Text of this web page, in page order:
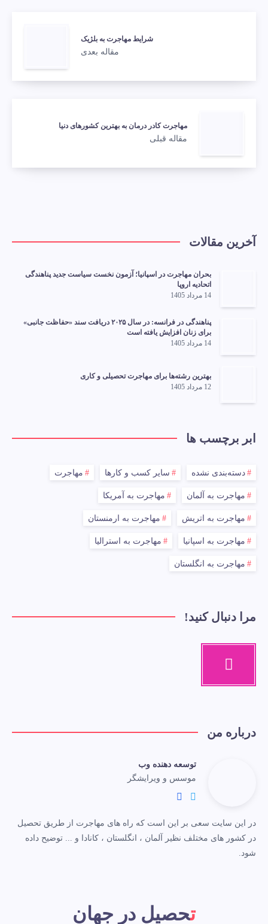
شرایط مهاجرت به بلژیک
مقاله بعدی
مهاجرت کادر درمان به بهترین کشورهای دنیا
مقاله قبلی
آخرین مقالات
بحران مهاجرت در اسپانیا؛ آزمون نخست سیاست جدید پناهندگی
اتحادیه اروپا
14 مرداد 1405
پناهندگی در فرانسه: در سال ۲۰۲۵ دریافت سند «حفاظت جانبی»
برای زنان افزایش یافته است
14 مرداد 1405
بهترین رشته‌ها برای مهاجرت تحصیلی و کاری
12 مرداد 1405
ابر برچسب ها
دسته‌بندی نشده سایر کسب و کارها مهاجرت
مهاجرت به آلمان مهاجرت به آمریکا
مهاجرت به اتریش مهاجرت به ارمنستان
مهاجرت به اسپانیا مهاجرت به استرالیا
مهاجرت به انگلستان
مرا دنبال کنید!
درباره من
توسعه دهنده وب
موسس و ویرایشگر
در این سایت سعی بر این است که راه های مهاجرت از طریق تحصیل
در کشور های مختلف نظیر آلمان ، انگلستان ، کانادا و ... توضیح داده
شود.
تحصیل در جهان